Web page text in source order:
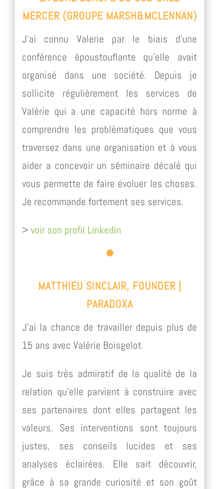
MERCER (GROUPE MARSH&MCLENNAN)
J’ai connu Valerie par le biais d’une
conférence époustouflante qu’elle avait
organisé dans une société. Depuis je
sollicite régulièrement les services de
Valérie qui a une capacité hors norme à
comprendre les problématiques que vous
traversez dans une organisation et à vous
aider a concevoir un séminaire décalé qui
vous permette de faire évoluer les choses.
Je recommande fortement ses services.
> voir son profil Linkedin
MATTHIEU SINCLAIR, FOUNDER |
PARADOXA
J’ai la chance de travailler depuis plus de
15 ans avec Valérie Boisgelot.
Je suis très admiratif de la qualité de la
relation qu’elle parvient à construire avec
ses partenaires dont elles partagent les
valeurs. Ses interventions sont toujours
justes, ses conseils lucides et ses
analyses éclairées. Elle sait découvrir,
grâce à sa grande curiosité et son goût